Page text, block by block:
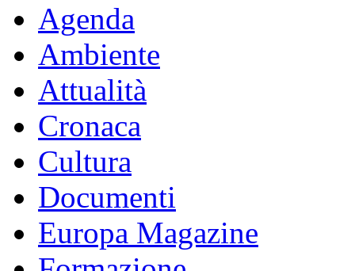
Agenda
Ambiente
Attualità
Cronaca
Cultura
Documenti
Europa Magazine